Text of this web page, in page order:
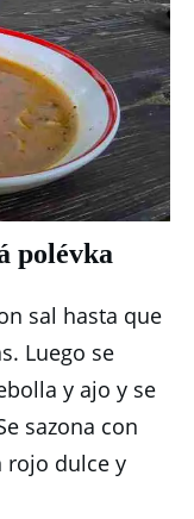
polévka
sal hasta que
Luego se
y ajo y se
sazona con
rojo dulce y